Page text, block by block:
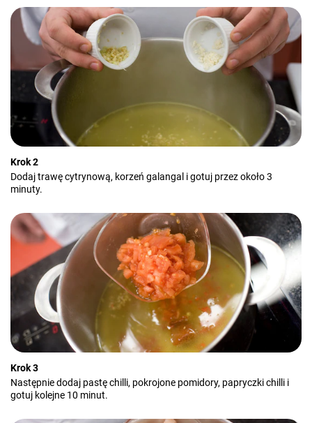
Krok 2
Dodaj trawę cytrynową, korzeń galangal i gotuj przez około 3
minuty.
Krok 3
Następnie dodaj pastę chilli, pokrojone pomidory, papryczki chilli i
gotuj kolejne 10 minut.